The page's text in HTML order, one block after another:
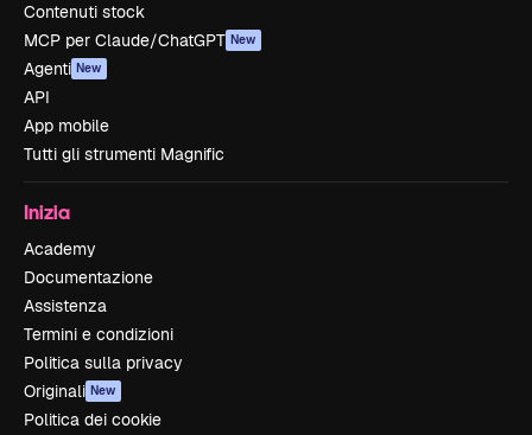
Contenuti stock
MCP per Claude/ChatGPT New
Agenti New
API
App mobile
Tutti gli strumenti Magnific
Inizia
Academy
Documentazione
Assistenza
Termini e condizioni
Politica sulla privacy
Originali New
Politica dei cookie